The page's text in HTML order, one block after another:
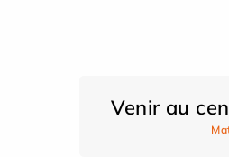
Venir au